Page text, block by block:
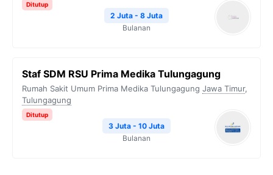
Ditutup
2 Juta - 8 Juta
Bulanan
Staf SDM RSU Prima Medika Tulungagung
Rumah Sakit Umum Prima Medika Tulungagung Jawa Timur,
Tulungagung
Ditutup
3 Juta - 10 Juta
Bulanan